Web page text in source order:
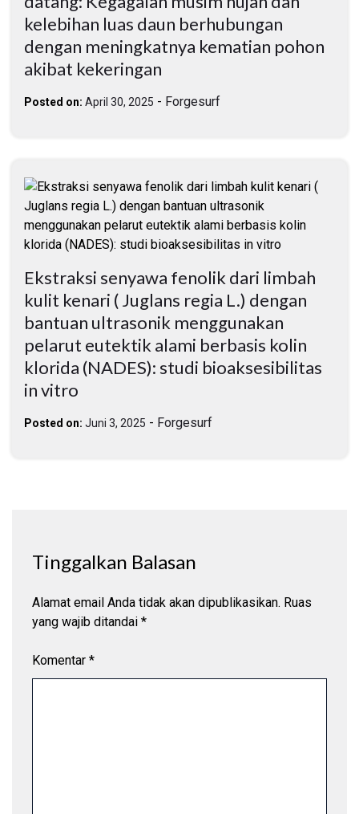
kelebihan luas daun berhubungan
dengan meningkatnya kematian pohon
akibat kekeringan
Posted on: April 30, 2025 - Forgesurf
Ekstraksi senyawa fenolik dari limbah
kulit kenari ( Juglans regia L.) dengan
bantuan ultrasonik menggunakan
pelarut eutektik alami berbasis kolin
klorida (NADES): studi bioaksesibilitas
in vitro
Posted on: Juni 3, 2025 - Forgesurf
Tinggalkan Balasan
Alamat email Anda tidak akan dipublikasikan. Ruas
yang wajib ditandai *
Komentar *